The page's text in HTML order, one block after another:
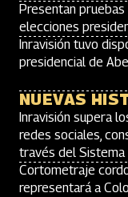
Presentan
elecciones
Inravisión tuvo
presidencial de
NUEVAS
Inravisión supera
redes sociales,
través del Sistema
Cortometraje
representará a